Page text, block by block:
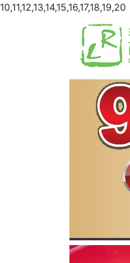
10,11,12,13,14,15,16,17,18,19,20